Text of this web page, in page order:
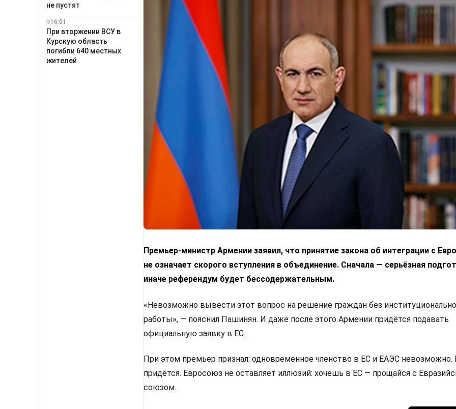
не пустят
16:01
При вторжении ВСУ в
Курскую область
погибли 640 местных
жителей
Премьер-министр Армении заявил, что принятие закона об интеграции с
не означает скорого вступления в объединение. Сначала — серьёзная
иначе референдум будет бессодержательным.
«Невозможно вывести этот вопрос на решение граждан без
работы», — пояснил Пашинян. И даже после этого Армении придётся подавать
официальную заявку в ЕС.
При этом премьер признал: одновременное членство в ЕС и ЕАЭС невозможно.
придётся. Евросоюз не оставляет иллюзий: хочешь в ЕС — прощайся с
союзом.